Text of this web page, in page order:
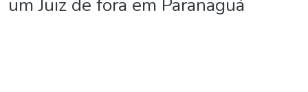
um Juiz de fora em Paranaguá